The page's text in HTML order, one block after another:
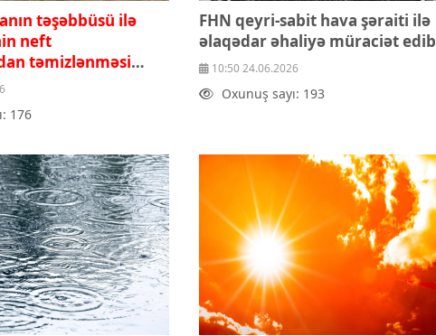
təşəbbüsü ilə
neft
təmizlənməsi
176
FHN qeyri-sabit hava şəraiti ilə
əlaqədar əhaliyə müraciət edib
10:50 24.06.2026
Oxunuş sayı: 193